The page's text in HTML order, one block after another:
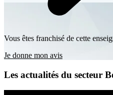
Vous êtes franchisé de cette
Je donne mon avis
Les actualités du secteur